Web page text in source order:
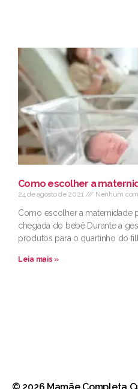
Como escolher a
24 de agosto de 2021 Nenhum
Como escolher a maternidade
chegada do bebê Durante a
produtos para o quartinho do
Leia mais »